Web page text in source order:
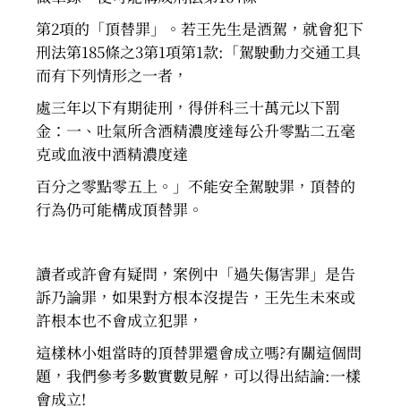
第2項的「頂替罪」。若王先生是酒駕，就會犯下
刑法第185條之3第1項第1款:「駕駛動力交通工具
而有下列情形之一者，
處三年以下有期徒刑，得併科三十萬元以下罰
金：一、吐氣所含酒精濃度達每公升零點二五毫
克或血液中酒精濃度達
百分之零點零五上。」不能安全駕駛罪，頂替的
行為仍可能構成頂替罪。
讀者或許會有疑問，案例中「過失傷害罪」是告
訴乃論罪，如果對方根本沒提告，王先生未來或
許根本也不會成立犯罪，
這樣林小姐當時的頂替罪還會成立嗎?有關這個問
題，我們參考多數實數見解，可以得出結論:一樣
會成立!